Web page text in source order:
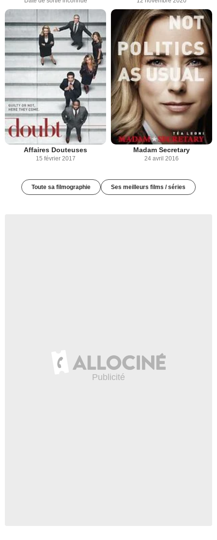
Affaires Douteuses
15 février 2017
Madam Secretary
24 avril 2016
Toute sa filmographie Ses meilleurs films / séries